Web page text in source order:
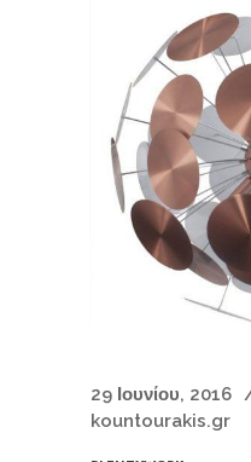
29 Ιουνίου, 2016
kountourakis.gr